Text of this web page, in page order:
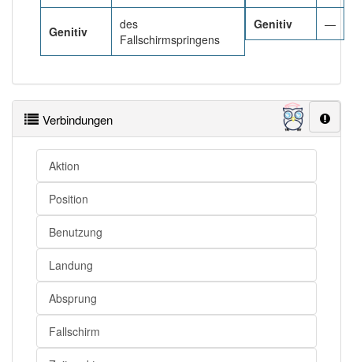
Genitiv
des
Fallschirmspringens
Genitiv —
Verbindungen
Aktion
Position
Benutzung
Landung
Absprung
Fallschirm